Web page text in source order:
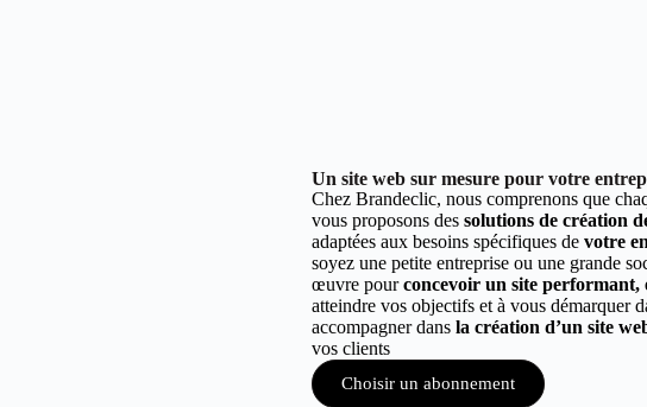
Un site web sur mesure pour votre
Chez Brandeclic, nous comprenons que
vous proposons des solutions de création
adaptées aux besoins spécifiques de votre
soyez une petite entreprise ou une grande
œuvre pourconcevoir un site performant,
atteindre vos objectifs et à vous démarquer
accompagner dans la création d’un site
vos clients
Choisir un abonnement